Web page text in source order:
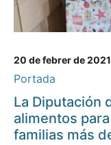
20 de febrer de 2021
Portada
La Diputación
alimentos
familias más